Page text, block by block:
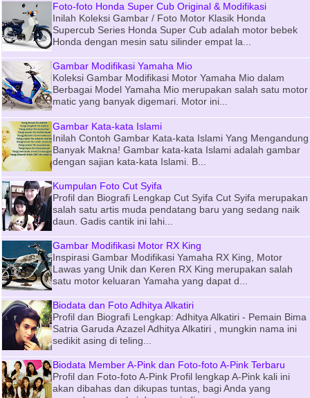
Foto-foto Honda Super Cub Original & Modifikasi
Inilah Koleksi Gambar / Foto Motor Klasik Honda
Supercub Series Honda Super Cub adalah motor bebek
Honda dengan mesin satu silinder empat la...
Gambar Modifikasi Yamaha Mio
Koleksi Gambar Modifikasi Motor Yamaha Mio dalam
Berbagai Model Yamaha Mio merupakan salah satu motor
matic yang banyak digemari. Motor ini...
Gambar Kata-kata Islami
Inilah Contoh Gambar Kata-kata Islami Yang Mengandung
Banyak Makna! Gambar kata-kata Islami adalah gambar
dengan sajian kata-kata Islami. B...
Kumpulan Foto Cut Syifa
Profil dan Biografi Lengkap Cut Syifa Cut Syifa merupakan
salah satu artis muda pendatang baru yang sedang naik
daun. Gadis cantik ini lahi...
Gambar Modifikasi Motor RX King
Inspirasi Gambar Modifikasi Yamaha RX King, Motor
Lawas yang Unik dan Keren RX King merupakan salah
satu motor keluaran Yamaha yang dapat d...
Biodata dan Foto Adhitya Alkatiri
Profil dan Biografi Lengkap: Adhitya Alkatiri - Pemain Bima
Satria Garuda Azazel Adhitya Alkatiri , mungkin nama ini
sedikit asing di teling...
Biodata Member A-Pink dan Foto-foto A-Pink Terbaru
Profil dan Foto-foto A-Pink Profil lengkap A-Pink kali ini
akan dibahas dan dikupas tuntas, bagi Anda yang